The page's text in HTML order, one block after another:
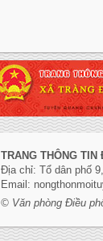
TRANG THÔNG TIN
Địa chỉ: Tổ dân phố
Email:
© Văn phòng Điều